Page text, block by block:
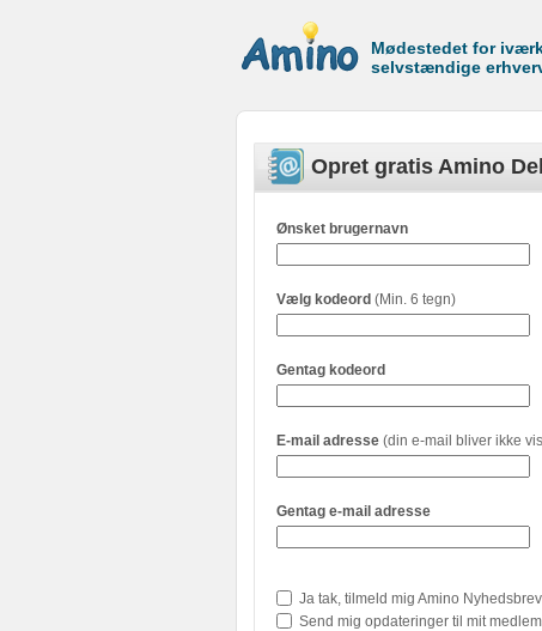
Mødestedet for
selvstændige
Opret gratis Amino
Ønsket brugernavn
Vælg kodeord (Min. 6 tegn)
Gentag kodeord
E-mail adresse (din e-mail bliver ikke
Gentag e-mail adresse
Ja tak, tilmeld mig Amino
Send mig opdateringer til mit